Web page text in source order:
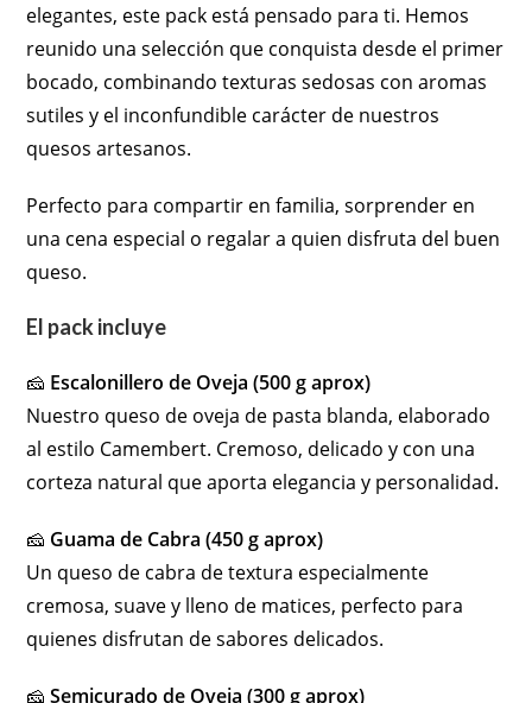
elegantes, este pack está pensado para ti. Hemos
reunido una selección que conquista desde el primer
bocado, combinando texturas sedosas con aromas
sutiles y el inconfundible carácter de nuestros
quesos artesanos.
Perfecto para compartir en familia, sorprender en
una cena especial o regalar a quien disfruta del buen
queso.
El pack incluye
🧀 Escalonillero de Oveja (500 g aprox)
Nuestro queso de oveja de pasta blanda, elaborado
al estilo Camembert. Cremoso, delicado y con una
corteza natural que aporta elegancia y personalidad.
🧀 Guama de Cabra (450 g aprox)
Un queso de cabra de textura especialmente
cremosa, suave y lleno de matices, perfecto para
quienes disfrutan de sabores delicados.
🧀Semicurado de Oveja (300 g aprox)